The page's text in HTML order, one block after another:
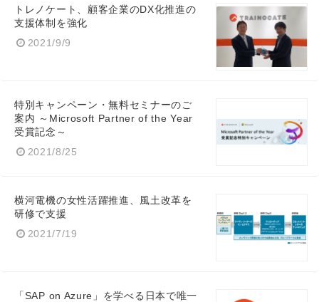
トレノケート、顧客企業のDX化推進の
支援体制を強化
2021/9/9
特別キャンペーン・無料セミナーのご
案内 ～Microsoft Partner of the Year
受賞記念～
2021/8/25
横河電機の女性活躍推進、風土改革を
研修で支援
2021/7/19
「SAP on Azure」を学べる日本で唯一